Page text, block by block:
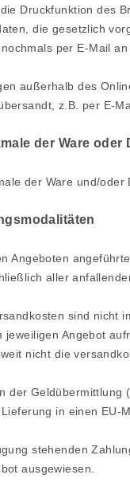
Druckfunktion des
die gesetzlich
per E-Mail
außerhalb des
z.B. per E-
der Ware oder
der Ware und/
Angeboten
aller
sind nicht
jeweiligen Angebot
nicht die
der Geldübermittlung
in einen EU-
stehenden
ausgewiesen.